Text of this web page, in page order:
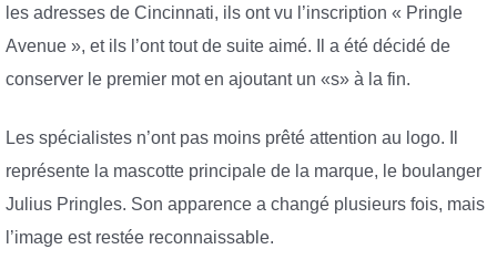
les adresses de Cincinnati, ils ont vu l’inscription « Pringle
Avenue », et ils l’ont tout de suite aimé. Il a été décidé de
conserver le premier mot en ajoutant un «s» à la fin.
Les spécialistes n’ont pas moins prêté attention au logo. Il
représente la mascotte principale de la marque, le boulanger
Julius Pringles. Son apparence a changé plusieurs fois, mais
l’image est restée reconnaissable.